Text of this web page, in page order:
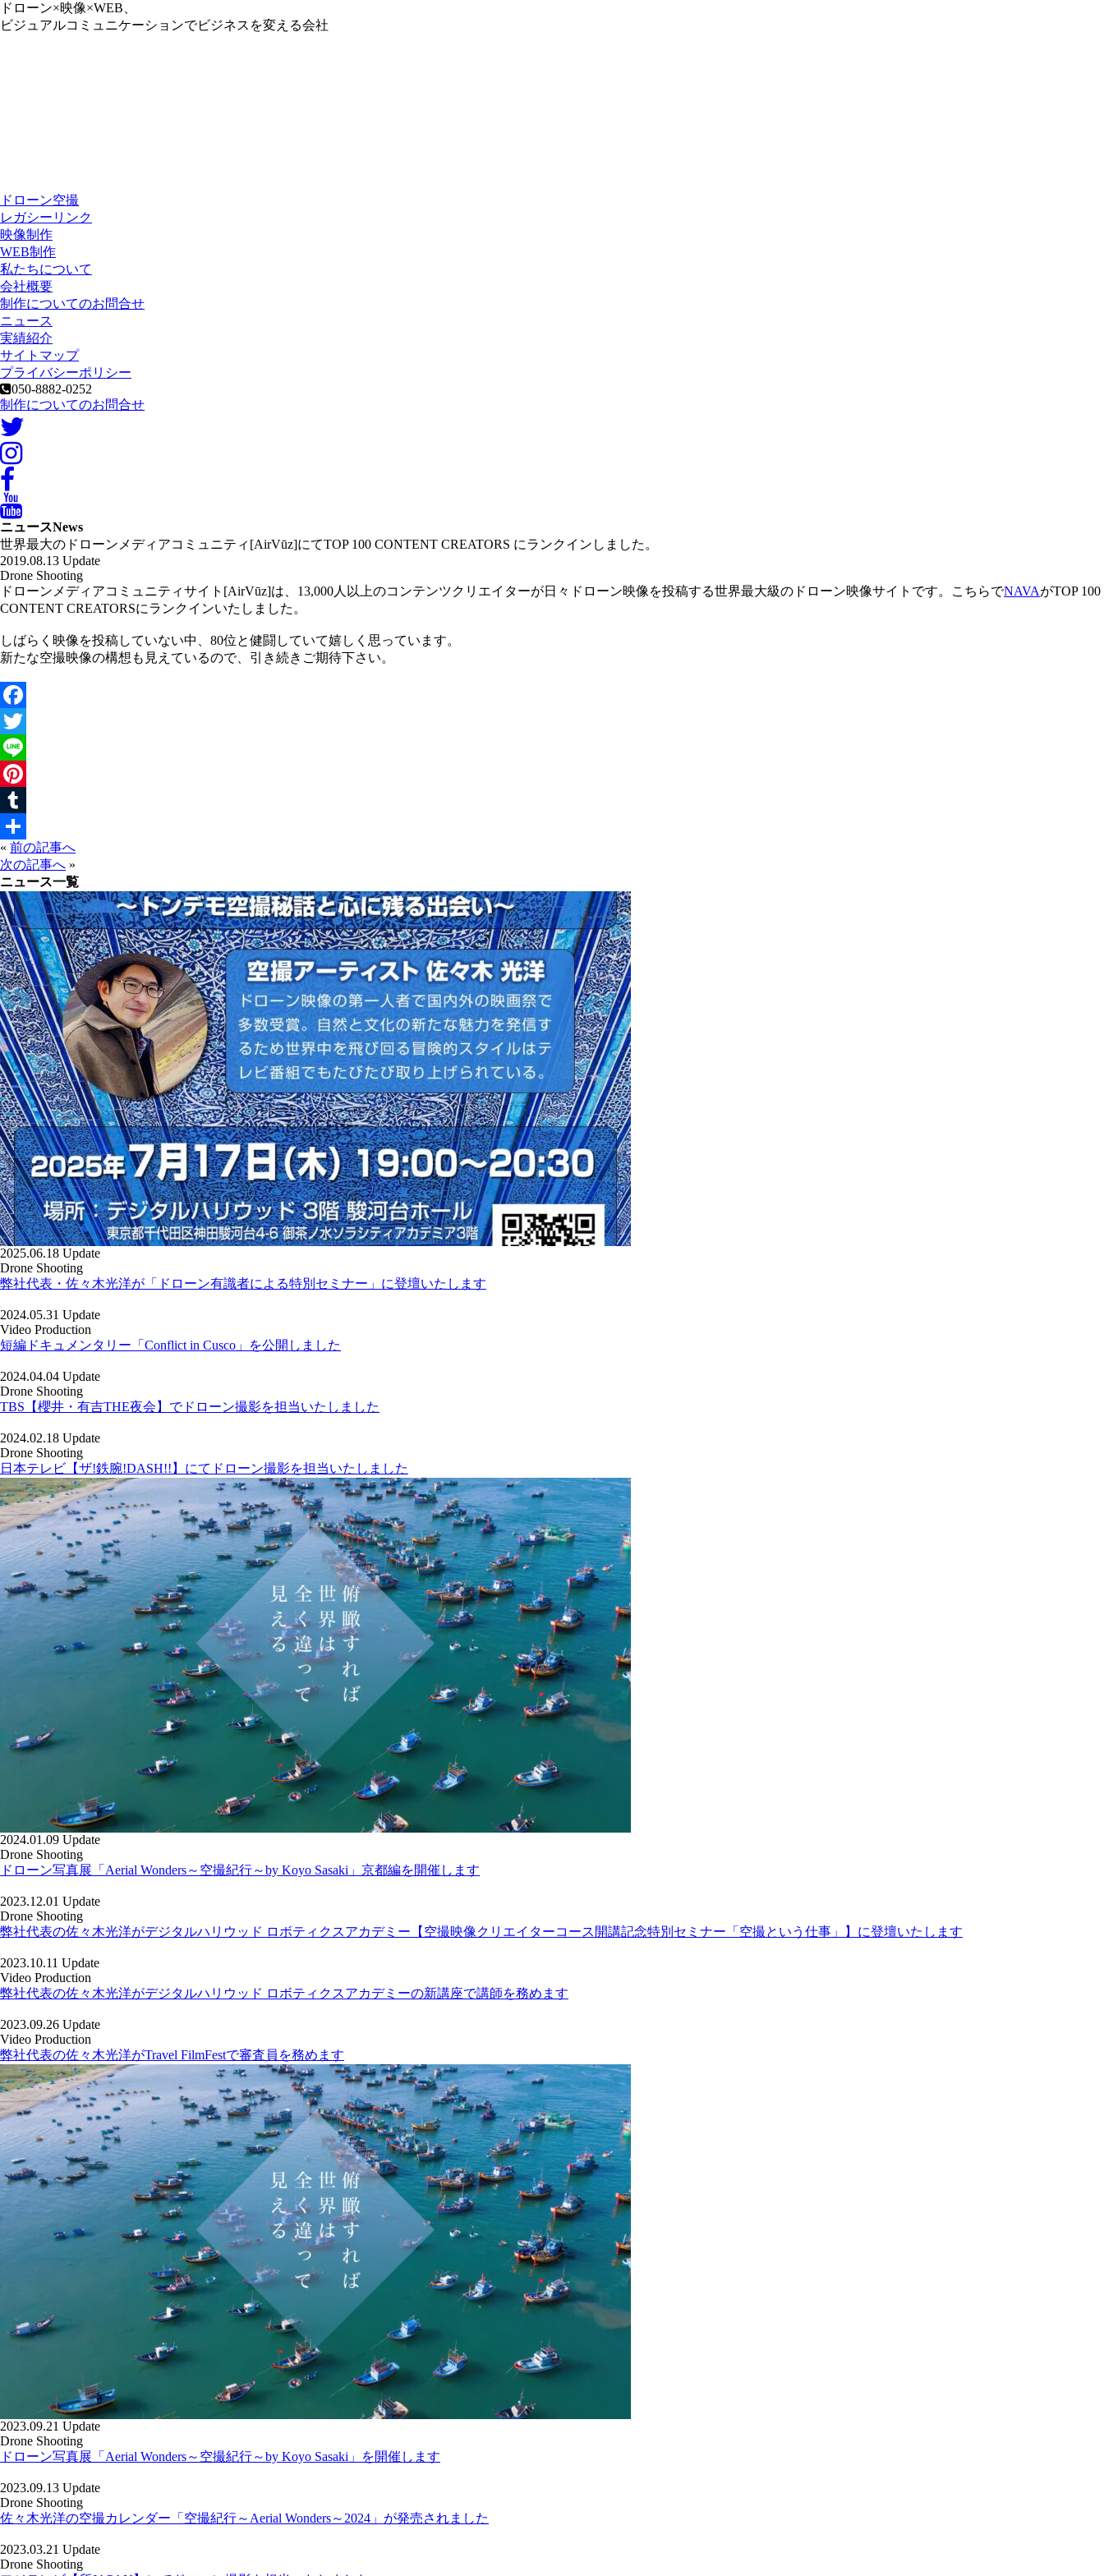
ドローン×映像×WEB、
ビジュアルコミュニケーションでビジネスを変える会社
ドローン空撮
レガシーリンク
映像制作
WEB制作
私たちについて
会社概要
制作についてのお問合せ
ニュース
実績紹介
サイトマップ
プライバシーポリシー
050-8882-0252
制作についてのお問合せ
ニュースNews
世界最大のドローンメディアコミュニティ[AirVūz]にてTOP 100 CONTENT CREATORS にランクインしました。
2019.08.13 Update
Drone Shooting
ドローンメディアコミュニティサイト[AirVūz]は、13,000人以上のコンテンツクリエイターが日々ドローン映像を投稿する世界最大級のドローン映像サイトです。こちらでNAVAがTOP 100
CONTENT CREATORSにランクインいたしました。
しばらく映像を投稿していない中、80位と健闘していて嬉しく思っています。
新たな空撮映像の構想も見えているので、引き続きご期待下さい。
Facebook
Twitter
Line
Pinterest
Tumblr
共
有
« 前の記事へ
次の記事へ »
ニュース一覧
2025.06.18 Update
Drone Shooting
弊社代表・佐々木光洋が「ドローン有識者による特別セミナー」に登壇いたします
2024.05.31 Update
Video Production
短編ドキュメンタリー「Conflict in Cusco」を公開しました
2024.04.04 Update
Drone Shooting
TBS【櫻井・有吉THE夜会】でドローン撮影を担当いたしました
2024.02.18 Update
Drone Shooting
日本テレビ【ザ!鉄腕!DASH!!】にてドローン撮影を担当いたしました
2024.01.09 Update
Drone Shooting
ドローン写真展「Aerial Wonders～空撮紀行～by Koyo Sasaki」京都編を開催します
2023.12.01 Update
Drone Shooting
弊社代表の佐々木光洋がデジタルハリウッド ロボティクスアカデミー【空撮映像クリエイターコース開講記念特別セミナー「空撮という仕事」】に登壇いたします
2023.10.11 Update
Video Production
弊社代表の佐々木光洋がデジタルハリウッド ロボティクスアカデミーの新講座で講師を務めます
2023.09.26 Update
Video Production
弊社代表の佐々木光洋がTravel FilmFestで審査員を務めます
2023.09.21 Update
Drone Shooting
ドローン写真展「Aerial Wonders～空撮紀行～by Koyo Sasaki」を開催します
2023.09.13 Update
Drone Shooting
佐々木光洋の空撮カレンダー「空撮紀行～Aerial Wonders～2024」が発売されました
2023.03.21 Update
Drone Shooting